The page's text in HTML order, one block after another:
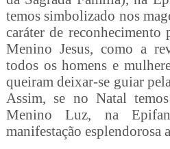
temos simbolizado nos
caráter de
Menino Jesus, como a
todos os homens e
queiram deixar-se guiar
Assim, se no Natal
Menino Luz, na
manifestação esplendorosa